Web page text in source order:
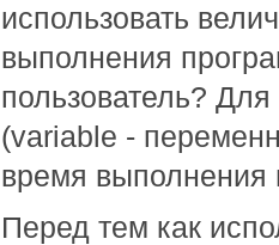
использовать
выполнения
пользователь?
(variable -
время выполнения
Перед тем как